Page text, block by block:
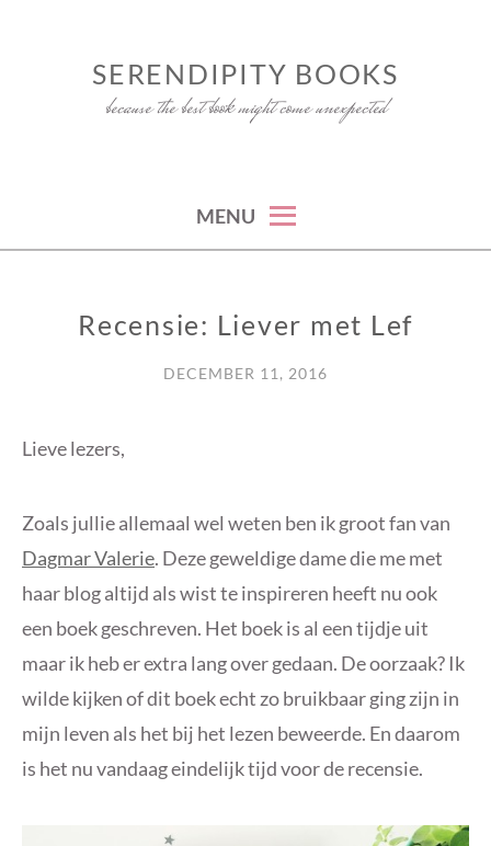
SERENDIPITY BOOKS
because the best book might come unexpected
MENU
RECENSIERecensie: Liever met Lef
DECEMBER 11, 2016
Lieve lezers,
Zoals jullie allemaal wel weten ben ik groot fan van
Dagmar Valerie. Deze geweldige dame die me met
haar blog altijd als wist te inspireren heeft nu ook
een boek geschreven. Het boek is al een tijdje uit
maar ik heb er extra lang over gedaan. De oorzaak? Ik
wilde kijken of dit boek echt zo bruikbaar ging zijn in
mijn leven als het bij het lezen beweerde. En daarom
is het nu vandaag eindelijk tijd voor de recensie.